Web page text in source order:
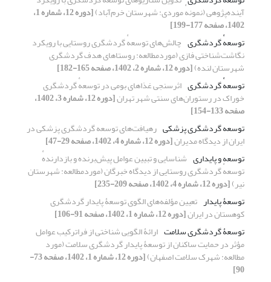
آینده‌پژوهی (نمونهٔ موردی: شهرستان خرم‌آباد) [دوره 12، شماره 1،
1402، صفحه 177-199]
توسعهٔ گردشگری چالش‌های توسعهٔ گردشگری روستایی با رویکرد
نگاشت‌شناختی فازی (موردمطالعه: روستاهای هدف گردشگری
شهرستان لنده)[دوره 12، شماره 2، 1402، صفحه 165-182]
توسعهٔ گردشگری اثرسنجی غذاهای بومی در توسعهٔ گردشگری
خوراک در رستوران‌های سنتی شهر تهران [دوره 12، شماره 3، 1402،
صفحه 133-154]
توسعه گردشگری پزشکی رهیافت‌های توسعه گردشگری پزشکی در
ایران از دیدگاه مدیران[دوره 12، شماره 4، 1402، صفحه 29-47]
توسعه و پایداری شناسایی و تبیین عوامل پیش‌برنده و بازدارندهٔ
توسعهٔ گردشگری روستایی از دیدگاه خبرگان (موردمطالعه: شهرستان
نیر)[دوره 12، شماره 4، 1402، صفحه 209-235]
توسعۀ پایدار تعیین مؤلفه‌های الگوی توسعۀ پایدار گردشگری
کوهستان در ایران[دوره 12، شماره 1، 1402، صفحه 91-106]
توسعۀ گردشگری سلامت ارائۀ الگویی شناختی از فراترکیب عوامل
مؤثر در حمایت ساکنان از توسعۀ پایدار گردشگری سلامت (مورد
مطالعه: شهرک سلامت اصفهان) [دوره 12، شماره 1، 1402، صفحه 73-
90]